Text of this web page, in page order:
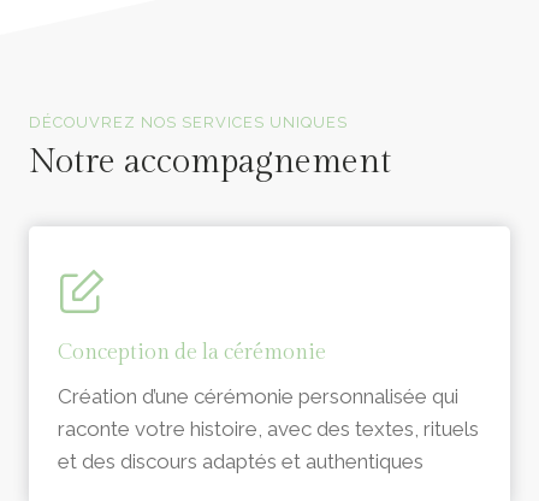
DÉCOUVREZ NOS SERVICES UNIQUES
Notre accompagnement
Conception de la cérémonie
Création d’une cérémonie personnalisée qui
raconte votre histoire, avec des textes, rituels
et des discours adaptés et authentiques